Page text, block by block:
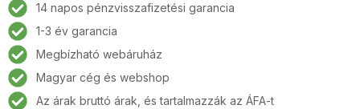
karóra
36mm
5ATM
mennyiség
14 napos pénzvisszafizetési garancia
1-3 év garancia
Megbízható webáruház
Magyar cég és webshop
Az árak bruttó árak, és tartalmazzák az ÁFA-t